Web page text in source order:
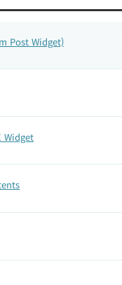
Post Widget)
Widget